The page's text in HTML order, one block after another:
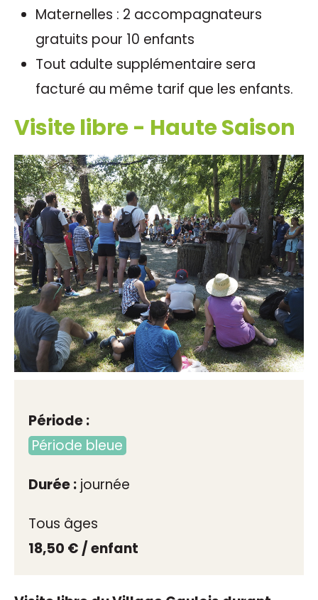
Maternelles : 2 accompagnateurs
gratuits pour 10 enfants
Tout adulte supplémentaire sera
facturé au même tarif que les enfants.
Visite libre - Haute Saison
Période :
Période bleue
Durée : journée
Tous âges
18,50 € / enfant